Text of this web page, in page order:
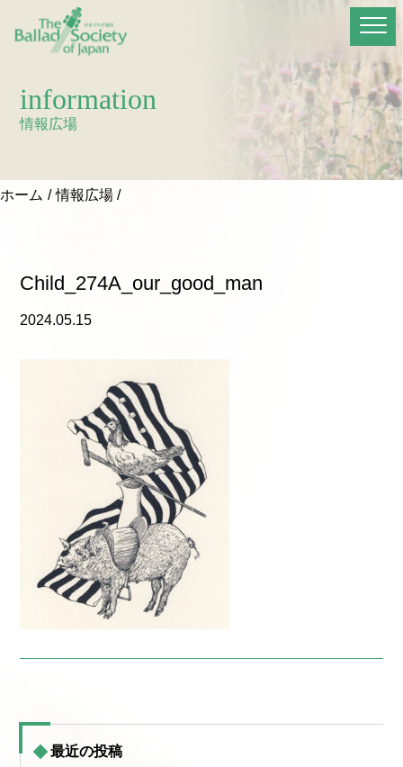
information
情報広場
ホーム 情報広場
Child_274A_our_good_man
2024.05.15
最近の投稿